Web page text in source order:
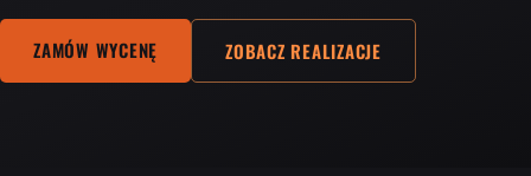
ZAMÓW WYCENĘ ZOBACZ REALIZACJE